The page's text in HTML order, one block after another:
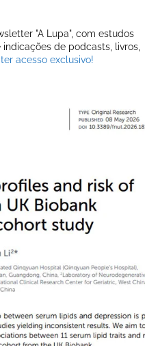
"A Lupa", com estudos
de podcasts, livros,
acesso exclusivo!